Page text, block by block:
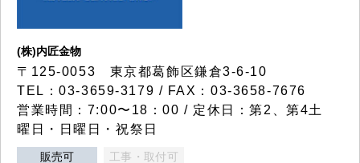
(株)内匠金物
〒125-0053 東京都葛飾区鎌倉3-6-10
TEL：03-3659-3179 / FAX：03-3658-7676
営業時間：7:00〜18：00 / 定休日：第2、第4土
曜日・日曜日・祝祭日
販売可 工事・取付可